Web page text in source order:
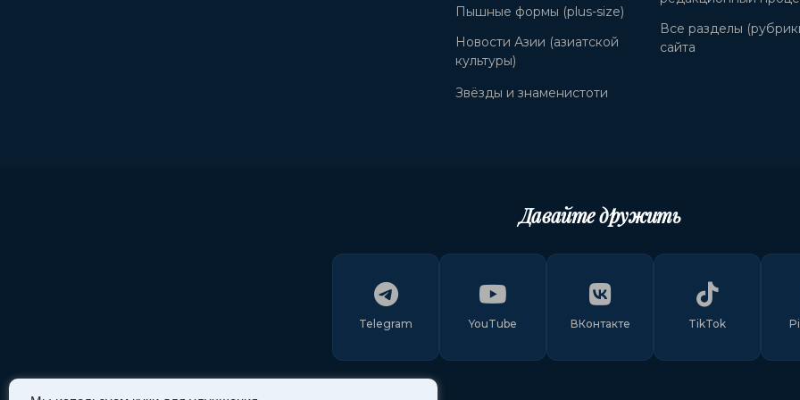
Пышные формы (plus-size)
Новости Азии (азиатской
культуры)
Звёзды и знаменистоти
Все разделы
сайта
Давайте дружить
Telegram YouTube ВКонтакте TikTok